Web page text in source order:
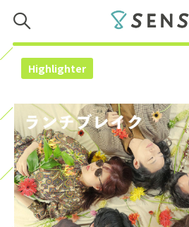
Highlighter